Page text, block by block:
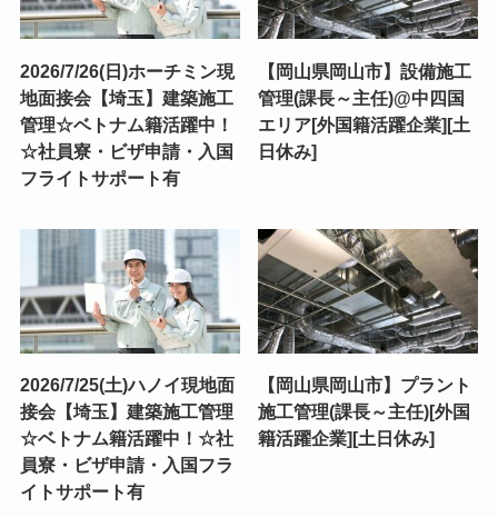
2026/7/26(日)ホーチミン現
地面接会【埼玉】建築施工
管理☆ベトナム籍活躍中！
☆社員寮・ビザ申請・入国
フライトサポート有
【岡山県岡山市】設備施工
管理(課長～主任)@中四国
エリア[外国籍活躍企業][土
日休み]
2026/7/25(土)ハノイ現地面
接会【埼玉】建築施工管理
☆ベトナム籍活躍中！☆社
員寮・ビザ申請・入国フラ
イトサポート有
【岡山県岡山市】プラント
施工管理(課長～主任)[外国
籍活躍企業][土日休み]